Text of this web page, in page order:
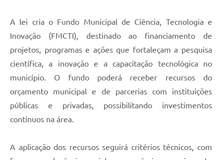
A lei cria o Fundo Municipal de Ciência, Tecnologia e
Inovação (FMCTI), destinado ao financiamento de
projetos, programas e ações que fortaleçam a pesquisa
científica, a inovação e a capacitação tecnológica no
município. O fundo poderá receber recursos do
orçamento municipal e de parcerias com instituições
públicas e privadas, possibilitando investimentos
contínuos na área.
A aplicação dos recursos seguirá critérios técnicos, com